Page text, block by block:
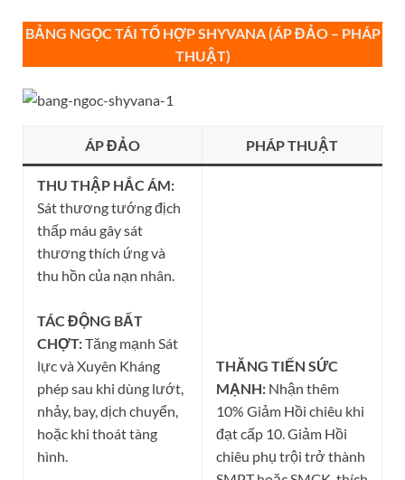
BẢNG NGỌC TÁI TỔ HỢPSHYVANA (ÁP ĐẢO – PHÁP
THUẬT)
ÁP ĐẢO PHÁP THUẬT
THU THẬP HẮC ÁM:
Sát thương tướng địch
thấp máu gây sát
thương thích ứng và
thu hồn của nạn nhân.
TÁC ĐỘNG BẤT
CHỢT:Tăng mạnh Sát
lực và Xuyên Kháng
phép sau khi dùng lướt,
nhảy, bay, dịch chuyển,
hoặc khi thoát tàng
hình.
THĂNG TIẾN SỨC
MẠNH: Nhận thêm
10% Giảm Hồi chiêu khi
đạt cấp 10. Giảm Hồi
chiêu phụ trội trở thành